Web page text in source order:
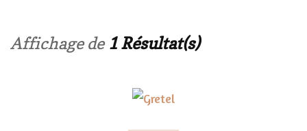
Affichage de 1 Résultat(s)